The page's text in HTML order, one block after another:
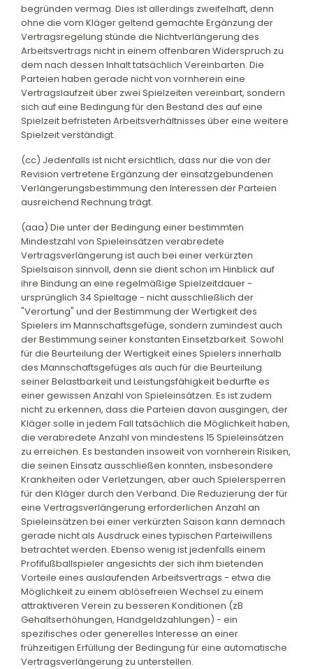
begründen vermag. Dies ist allerdings zweifelhaft, denn
ohne die vom Kläger geltend gemachte Ergänzung der
Vertragsregelung stünde die Nichtverlängerung des
Arbeitsvertrags nicht in einem offenbaren Widerspruch zu
dem nach dessen Inhalt tatsächlich Vereinbarten. Die
Parteien haben gerade nicht von vornherein eine
Vertragslaufzeit über zwei Spielzeiten vereinbart, sondern
sich auf eine Bedingung für den Bestand des auf eine
Spielzeit befristeten Arbeitsverhältnisses über eine weitere
Spielzeit verständigt.
(cc) Jedenfalls ist nicht ersichtlich, dass nur die von der
Revision vertretene Ergänzung der einsatzgebundenen
Verlängerungsbestimmung den Interessen der Parteien
ausreichend Rechnung trägt.
(aaa) Die unter der Bedingung einer bestimmten
Mindestzahl von Spieleinsätzen verabredete
Vertragsverlängerung ist auch bei einer verkürzten
Spielsaison sinnvoll, denn sie dient schon im Hinblick auf
ihre Bindung an eine regelmäßige Spielzeitdauer -
ursprünglich 34 Spieltage - nicht ausschließlich der
"Verortung" und der Bestimmung der Wertigkeit des
Spielers im Mannschaftsgefüge, sondern zumindest auch
der Bestimmung seiner konstanten Einsetzbarkeit. Sowohl
für die Beurteilung der Wertigkeit eines Spielers innerhalb
des Mannschaftsgefüges als auch für die Beurteilung
seiner Belastbarkeit und Leistungsfähigkeit bedurfte es
einer gewissen Anzahl von Spieleinsätzen. Es ist zudem
nicht zu erkennen, dass die Parteien davon ausgingen, der
Kläger solle in jedem Fall tatsächlich die Möglichkeit haben,
die verabredete Anzahl von mindestens 15 Spieleinsätzen
zu erreichen. Es bestanden insoweit von vornherein Risiken,
die seinen Einsatz ausschließen konnten, insbesondere
Krankheiten oder Verletzungen, aber auch Spielersperren
für den Kläger durch den Verband. Die Reduzierung der für
eine Vertragsverlängerung erforderlichen Anzahl an
Spieleinsätzen bei einer verkürzten Saison kann demnach
gerade nicht als Ausdruck eines typischen Parteiwillens
betrachtet werden. Ebenso wenig ist jedenfalls einem
Profifußballspieler angesichts der sich ihm bietenden
Vorteile eines auslaufenden Arbeitsvertrags - etwa die
Möglichkeit zu einem ablösefreien Wechsel zu einem
attraktiveren Verein zu besseren Konditionen (zB
Gehaltserhöhungen, Handgeldzahlungen) - ein
spezifisches oder generelles Interesse an einer
frühzeitigen Erfüllung der Bedingung für eine automatische
Vertragsverlängerung zu unterstellen.